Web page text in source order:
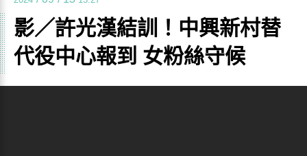
影／許光漢結訓！中興新村替
代役中心報到 女粉絲守候